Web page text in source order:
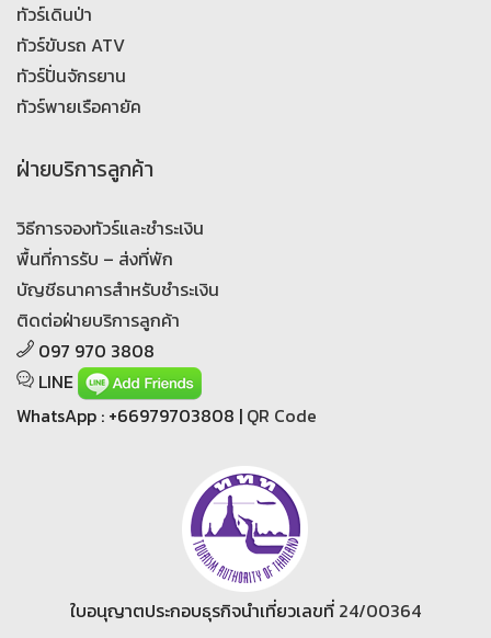
ทัวร์เดินป่า
ทัวร์ขับรถ ATV
ทัวร์ปั่นจักรยาน
ทัวร์พายเรือคายัค
ฝ่ายบริการลูกค้า
วิธีการจองทัวร์และชำระเงิน
พื้นที่การรับ – ส่งที่พัก
บัญชีธนาคารสำหรับชำระเงิน
ติดต่อฝ่ายบริการลูกค้า
097 970 3808
LINE
WhatsApp : +66979703808 | QR Code
ใบอนุญาตประกอบธุรกิจนำเที่ยวเลขที่ 24/00364